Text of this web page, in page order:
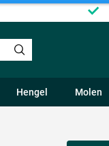
Hengel Molen